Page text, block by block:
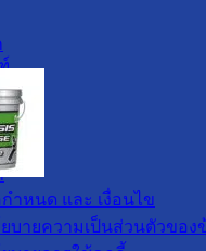
า
รา
ำหนด และ เงื่อนไข
บายความเป็นส่วนตัวของ